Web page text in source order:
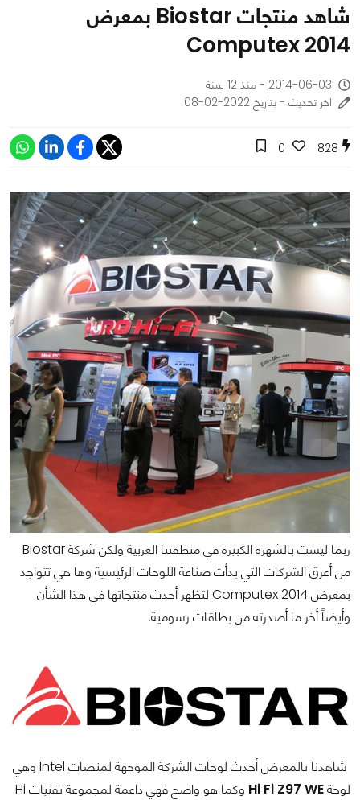
شاهد منتجات Biostar بمعرض
Computex 2014
2014-06-03 - منذ 12 سنة
اخر تحديث - بتاريخ 2022-02-08
828
0
ربما ليست بالشهرة الكبيرة في منطقتنا العربية ولكن شركة Biostar
من أعرق الشركات التي بدأت صناعة اللوحات الرئيسية وها هي تتواجد
بمعرض Computex 2014 لتظهر أحدث منتجاتها في هذا الشأن
وأيضاً أخر ما أصدرته من بطاقات رسومية.
شاهدنا بالمعرض أحدث لوحات الشركة الموجهة لمنصات Intel وهي
لوحةHi Fi Z97 WE
وكما هو واضح فهي داعمة لمجموعة تقنيات Hi